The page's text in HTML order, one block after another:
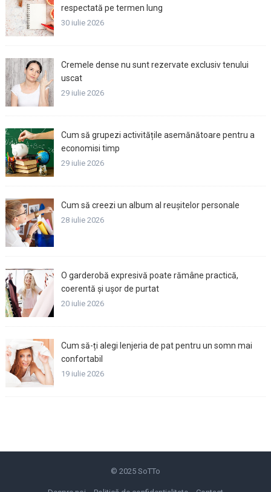
respectată pe termen lung
30 iulie 2026
Cremele dense nu sunt rezervate exclusiv tenului
uscat
29 iulie 2026
Cum să grupezi activitățile asemănătoare pentru a
economisi timp
29 iulie 2026
Cum să creezi un album al reușitelor personale
28 iulie 2026
O garderobă expresivă poate rămâne practică,
coerentă și ușor de purtat
20 iulie 2026
Cum să-ți alegi lenjeria de pat pentru un somn mai
confortabil
19 iulie 2026
© 2025 SoTTo